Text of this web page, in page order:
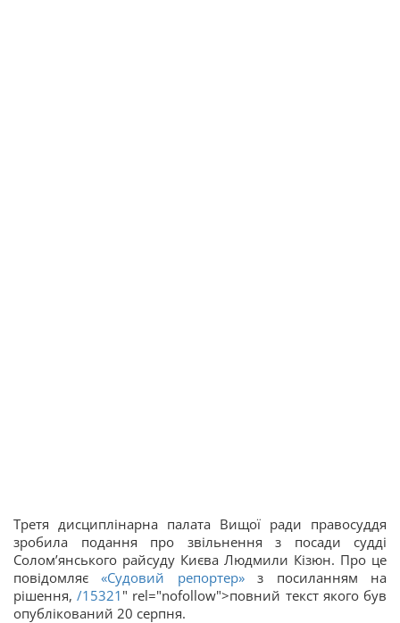
Третя дисциплінарна палата Вищої ради правосуддя
зробила подання про звільнення з посади судді
Солом’янського райсуду Києва Людмили Кізюн. Про це
повідомляє«Судовий репортер»з посиланням на
рішення,/15321 " rel="nofollow">повний текст якого був
опублікований 20 серпня.